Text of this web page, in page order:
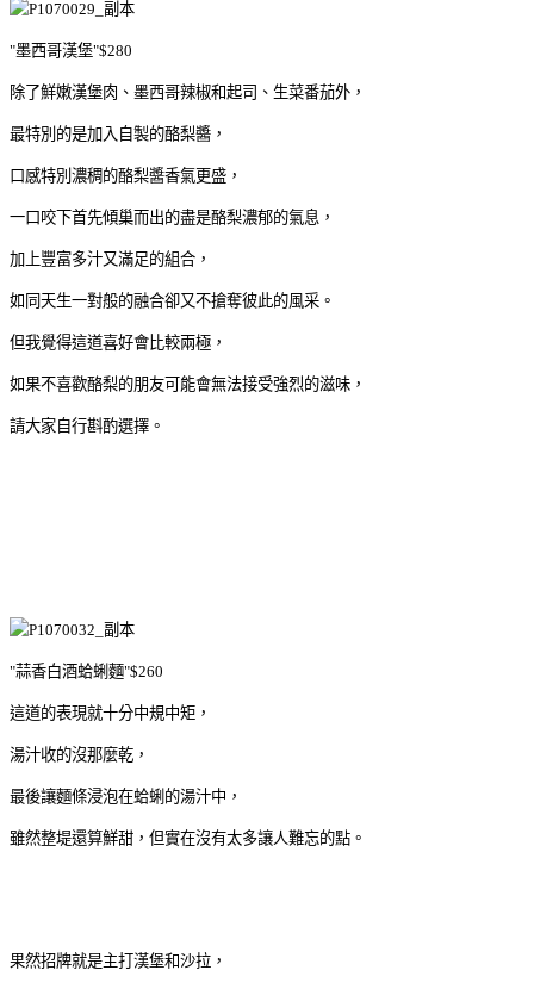
"墨西哥漢堡"$280
除了鮮嫩漢堡肉、墨西哥辣椒和起司、生菜番茄外，
最特別的是加入自製的酪梨醬，
口感特別濃稠的酪梨醬香氣更盛，
一口咬下首先傾巢而出的盡是酪梨濃郁的氣息，
加上豐富多汁又滿足的組合，
如同天生一對般的融合卻又不搶奪彼此的風采。
但我覺得這道喜好會比較兩極，
如果不喜歡酪梨的朋友可能會無法接受強烈的滋味，
請大家自行斟酌選擇。
"蒜香白酒蛤蜊麵"$260
這道的表現就十分中規中矩，
湯汁收的沒那麼乾，
最後讓麵條浸泡在蛤蜊的湯汁中，
雖然整堤還算鮮甜，但實在沒有太多讓人難忘的點。
果然招牌就是主打漢堡和沙拉，